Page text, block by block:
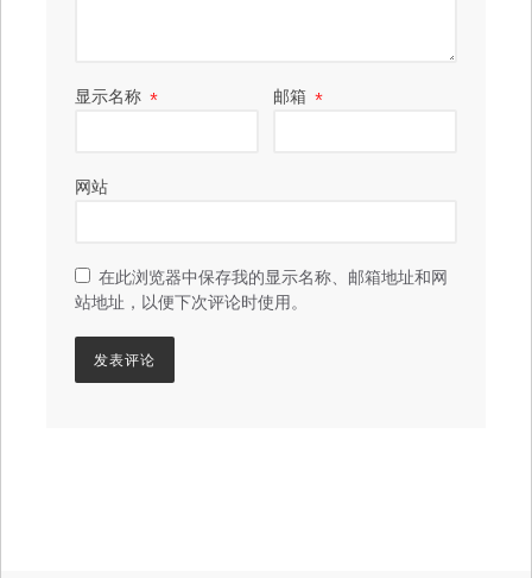
显示名称 * 邮箱*
网站
在此浏览器中保存我的显示名称、邮箱地址和网
站地址，以便下次评论时使用。